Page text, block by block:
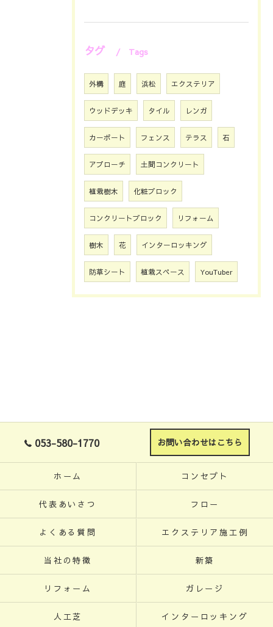
タグ Tags
外構 庭 浜松 エクステリア
ウッドデッキ タイル レンガ
カーポート フェンス テラス 石
アプローチ 土間コンクリート
植栽樹木 化粧ブロック
コンクリートブロック リフォーム
樹木 花 インターロッキング
防草シート 植栽スペース YouTuber
053-580-1770 お問い合わせはこちら
ホーム コンセプト
代表あいさつ フロー
よくある質問 エクステリア施工例
当社の特徴 新築
リフォーム ガレージ
人工芝 インターロッキング